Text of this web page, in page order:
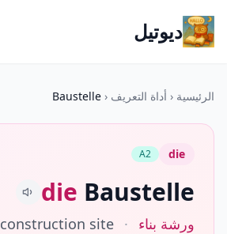
ديوتيل
الرئيسية ‹ أداة التعريف ‹
Baustelle
die
A2
die Baustelle
ورشة بناء ·
construction site